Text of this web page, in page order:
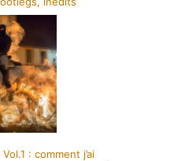
: comment j’ai